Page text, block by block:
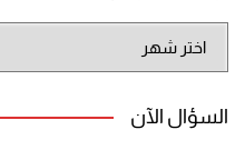
الموقع
السؤال الآن